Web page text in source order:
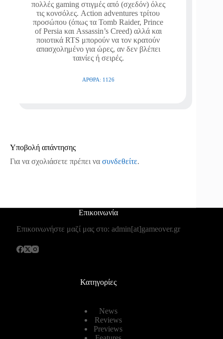
πολλές gaming στιγμές από (σχεδόν) όλες
τις κονσόλες. Action adventures τρίτου
προσώπου (όπως τα Tomb Raider, Prince
of Persia και Assassin’s Creed) αλλά και
ποιοτικά RTS μπορούν να τον κρατούν
απασχολημένο για ώρες, αν δεν βλέπει
ταινίες ή σειρές.
ΆΡΘΡΑ: 1126
Υποβολή απάντησης
Για να σχολιάσετε πρέπει να συνδεθείτε.
Επικοινωνία
Επικοινωνήστε μαζί μας στο: admin[at]gameover.gr
Κατηγορίες
News
Reviews
Previews